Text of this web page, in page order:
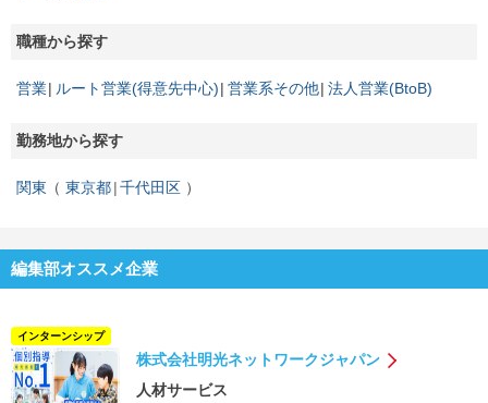
職種から探す
営業 ルート営業(得意先中心) 営業系その他 法人営業(BtoB)
勤務地から探す
関東 東京都 千代田区
編集部オススメ企業
インターンシップ
株式会社明光ネットワークジャパン
人材サービス